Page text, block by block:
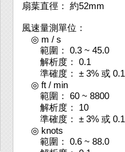
扇葉直徑： 約52mm
風速量測單位：
◎ m / s
範圍： 0.3 ~ 45.0
解析度： 0.1
準確度： ± 3% 或 0.1
◎ ft / min
範圍： 60 ~ 8800
解析度： 10
準確度： ± 3% 或 0.1
◎ knots
範圍： 0.6 ~ 88.0